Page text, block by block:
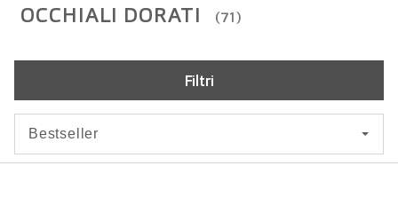
OCCHIALI DORATI (71)
Filtri